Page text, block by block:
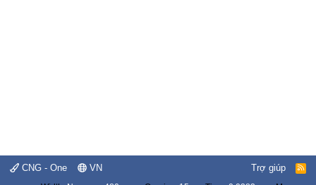
CNG - One VN Trợ giúp
R